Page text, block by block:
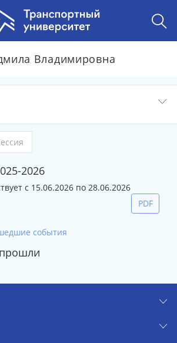
Владимировна
2026
с 15.06.2026 по 28.06.2026
PDF
события